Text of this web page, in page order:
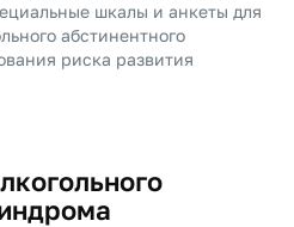
шкалы и анкеты для
абстинентного
риска развития